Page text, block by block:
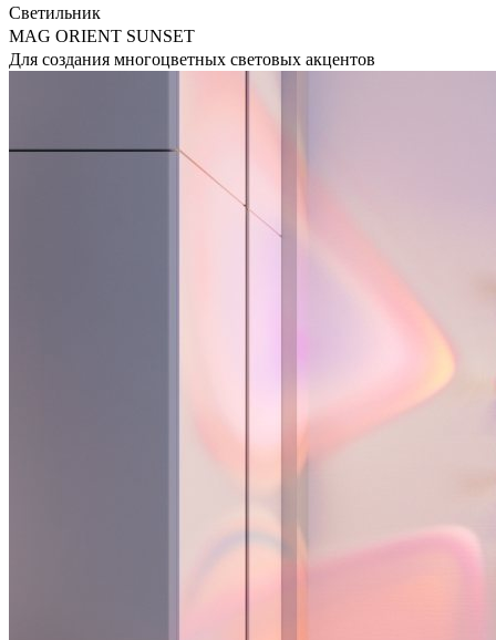
Светильник
MAG ORIENT SUNSET
Для создания многоцветных световых акцентов